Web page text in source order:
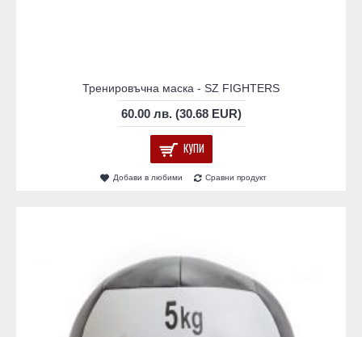
Тренировъчна маска - SZ FIGHTERS
60.00 лв. (30.68 EUR)
КУПИ
Добави в любими Сравни продукт